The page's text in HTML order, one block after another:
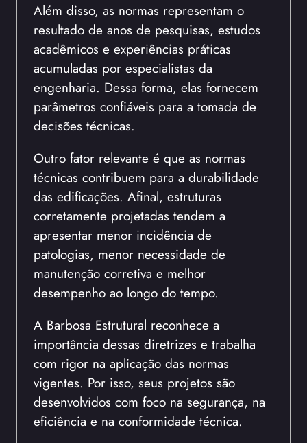
Além disso, as normas representam o
resultado de anos de pesquisas, estudos
acadêmicos e experiências práticas
acumuladas por especialistas da
engenharia. Dessa forma, elas fornecem
parâmetros confiáveis para a tomada de
decisões técnicas.
Outro fator relevante é que as normas
técnicas contribuem para a durabilidade
das edificações. Afinal, estruturas
corretamente projetadas tendem a
apresentar menor incidência de
patologias, menor necessidade de
manutenção corretiva e melhor
desempenho ao longo do tempo.
A Barbosa Estrutural reconhece a
importância dessas diretrizes e trabalha
com rigor na aplicação das normas
vigentes. Por isso, seus projetos são
desenvolvidos com foco na segurança, na
eficiência e na conformidade técnica.